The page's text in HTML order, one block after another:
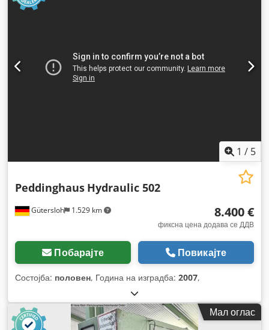
1 / 5
Gütersloh 1.529 km
Peddinghaus Hydraulic 502
8.400 €
фиксна цена додава се ДДВ
Побарајте Повикајте
Состојба: половен, Година на изградба: 2007,
Мал оглас